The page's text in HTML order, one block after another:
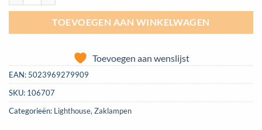
TOEVOEGEN AAN WINKELWAGEN
Toevoegen aan wenslijst
EAN: 5023969279909
SKU: 106707
Categorieën: Lighthouse, Zaklampen